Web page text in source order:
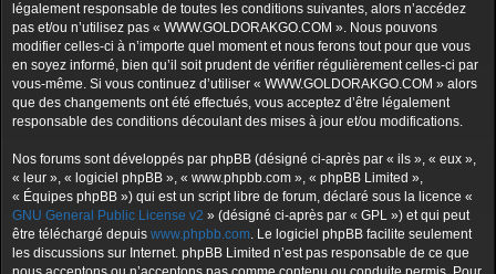
h
e
r
légalement responsable de toutes les conditions suivantes, alors n’accédez
pas et/ou n’utilisez pas « WWW.GOLDORAKGO.COM ». Nous pouvons
modifier celles-ci à n’importe quel moment et nous ferons tout pour que vous
en soyez informé, bien qu’il soit prudent de vérifier régulièrement celles-ci par
vous-même. Si vous continuez d’utiliser « WWW.GOLDORAKGO.COM » alors
que des changements ont été effectués, vous acceptez d’être légalement
responsable des conditions découlant des mises à jour et/ou modifications.
Nos forums sont développés par phpBB (désigné ci-après par « ils », « eux »,
« leur », « logiciel phpBB », « www.phpbb.com », « phpBB Limited »,
« Équipes phpBB ») qui est un script libre de forum, déclaré sous la licence «
GNU General Public License v2 » (désigné ci-après par « GPL ») et qui peut
être téléchargé depuis www.phpbb.com. Le logiciel phpBB facilite seulement
les discussions sur Internet. phpBB Limited n’est pas responsable de ce que